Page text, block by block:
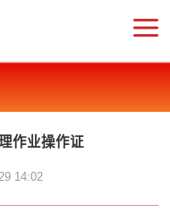
作业操作证
14:02